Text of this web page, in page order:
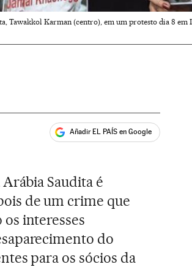
Tawakkol Karman (centro), em um protesto dia 8 em
Añadir EL PAÍS en Google
Saudita é
de um crime que
interesses
do
para os sócios da